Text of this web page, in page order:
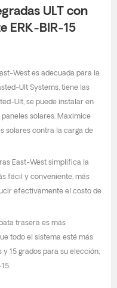
ULT con
ERK-BIR-15
West es adecuada para la
Ult Systems, tiene las
Ult, se puede instalar en
solares. Maximice
solares contra la carga de
East-West simplifica la
fácil y conveniente, más
efectivamente el costo de
trasera es más
todo el sistema esté más
y 15 grados para su elección,